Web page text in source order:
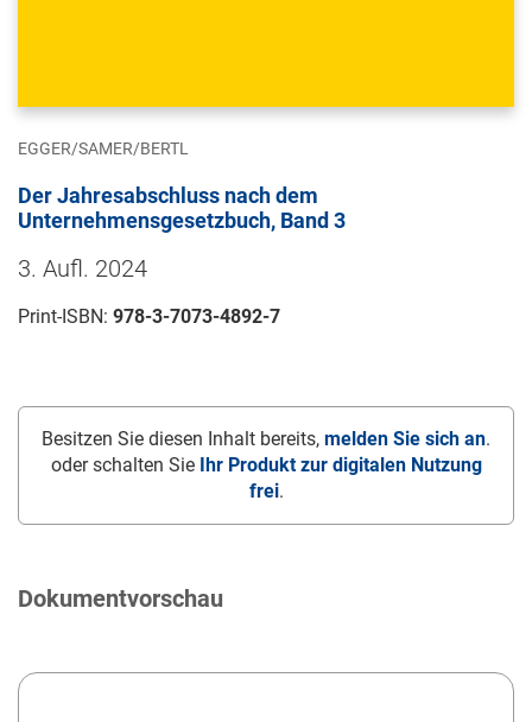
EGGER/SAMER/BERTL
Der Jahresabschluss nach dem
Unternehmensgesetzbuch, Band 3
3. Aufl. 2024
Print-ISBN: 978-3-7073-4892-7
Besitzen Sie diesen Inhalt bereits, melden Sie sich an.
oder schalten Sie Ihr Produkt zur digitalen Nutzung
frei.
Dokumentvorschau